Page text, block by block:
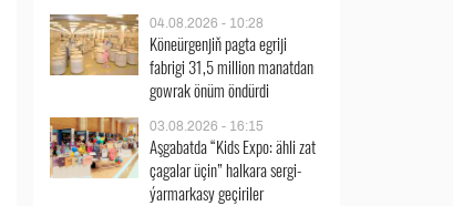
04.08.2026 - 10:28
Köneürgenjiň pagta egriji
fabrigi 31,5 million manatdan
gowrak önüm öndürdi
03.08.2026 - 16:15
Aşgabatda “Kids Expo: ähli zat
çagalar üçin” halkara sergi-
ýarmarkasy geçiriler